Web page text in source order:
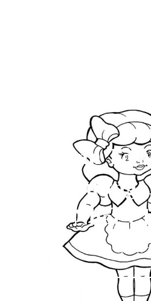
Bộ Tranh Tô
Dễ Thương,
Nhất
08/05/